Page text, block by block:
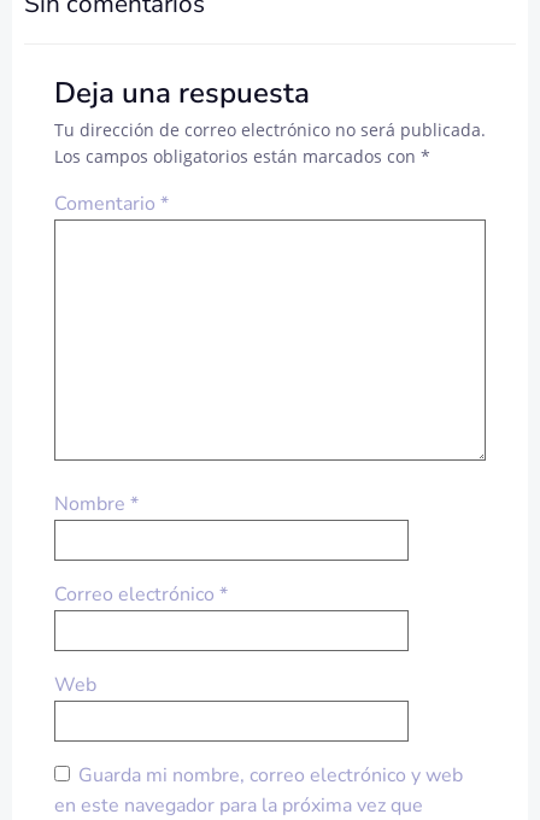
Deja una respuesta
Tu dirección de correo electrónico no será publicada.
Los campos obligatorios están marcados con *
Comentario *
Nombre *
Correo electrónico *
Web
Guarda mi nombre, correo electrónico y web
en este navegador para la próxima vez que